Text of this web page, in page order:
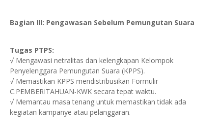
Bagian III: Pengawasan Sebelum Pemungutan Suara
Tugas PTPS:
√ Mengawasi netralitas dan kelengkapan Kelompok
Penyelenggara Pemungutan Suara (KPPS).
√ Memastikan KPPS mendistribusikan Formulir
C.PEMBERITAHUAN-KWK secara tepat waktu.
√ Memantau masa tenang untuk memastikan tidak ada
kegiatan kampanye atau pelanggaran.